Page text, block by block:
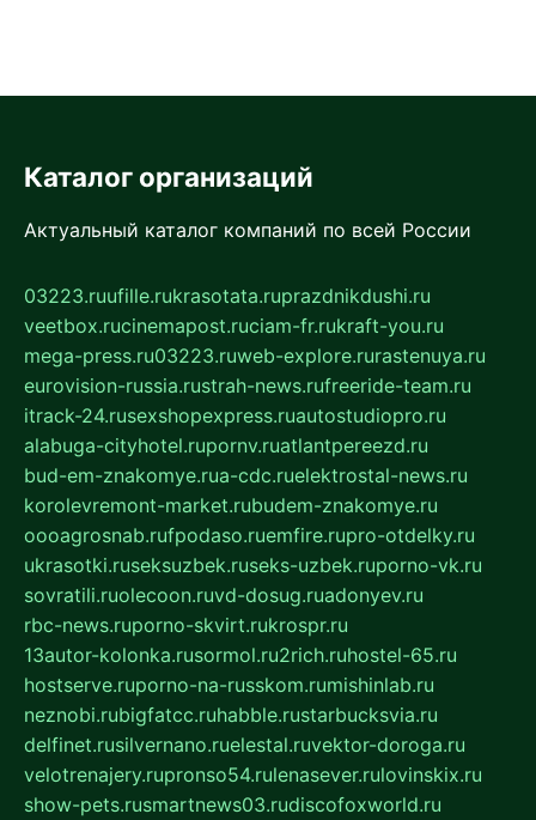
Каталог организаций
Актуальный каталог компаний по всей России
03223.ruufille.rukrasotata.ruprazdnikdushi.ru
veetbox.rucinemapost.ruciam-fr.rukraft-you.ru
mega-press.ru03223.ruweb-explore.rurastenuya.ru
eurovision-russia.rustrah-news.rufreeride-team.ru
itrack-24.rusexshopexpress.ruautostudiopro.ru
alabuga-cityhotel.rupornv.ruatlantpereezd.ru
bud-em-znakomye.rua-cdc.ruelektrostal-news.ru
korolevremont-market.rubudem-znakomye.ru
oooagrosnab.rufpodaso.ruemfire.rupro-otdelky.ru
ukrasotki.ruseksuzbek.ruseks-uzbek.ruporno-vk.ru
sovratili.ruolecoon.ruvd-dosug.ruadonyev.ru
rbc-news.ruporno-skvirt.rukrospr.ru
13autor-kolonka.rusormol.ru2rich.ruhostel-65.ru
hostserve.ruporno-na-russkom.rumishinlab.ru
neznobi.rubigfatcc.ruhabble.rustarbucksvia.ru
delfinet.rusilvernano.ruelestal.ruvektor-doroga.ru
velotrenajery.rupronso54.rulenasever.rulovinskix.ru
show-pets.rusmartnews03.rudiscofoxworld.ru